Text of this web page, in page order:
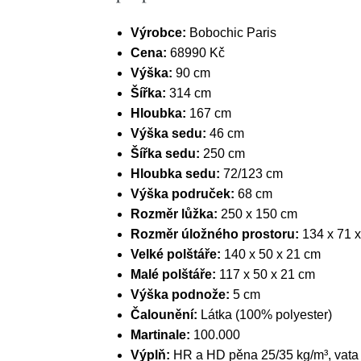
Výrobce: Bobochic Paris
Cena: 68990 Kč
Výška: 90 cm
Šířka: 314 cm
Hloubka: 167 cm
Výška sedu: 46 cm
Šířka sedu: 250 cm
Hloubka sedu: 72/123 cm
Výška područek: 68 cm
Rozměr lůžka: 250 x 150 cm
Rozměr úložného prostoru: 134 x 71
Velké polštáře: 140 x 50 x 21 cm
Malé polštáře: 117 x 50 x 21 cm
Výška podnože: 5 cm
Čalounění: Látka (100% polyester)
Martinale: 100.000
Výplň: HR a HD pěna 25/35 kg/m³, vata